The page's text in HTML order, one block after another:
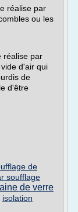
réalise par
ou les
réalise par
d'air qui
de
d'être
de
soufflage
de verre
isolation